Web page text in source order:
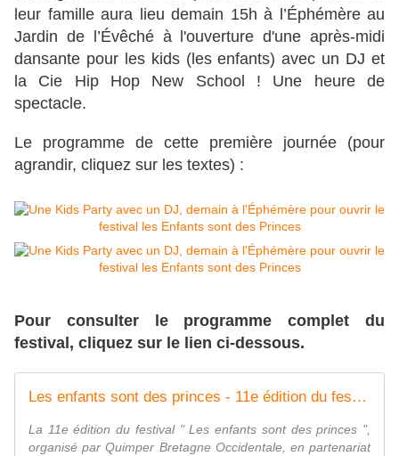
leur famille aura lieu demain 15h à l’Éphémère au
Jardin de l’Évêché à l'ouverture d'une après-midi
dansante pour les kids (les enfants) avec un DJ et
la Cie Hip Hop New School ! Une heure de
spectacle.
Le programme de cette première journée (pour
agrandir, cliquez sur les textes) :
Pour consulter le programme complet du
festival, cliquez sur le lien ci-dessous.
Les enfants sont des princes - 11e édition du festival du 29 juillet au 9 août 2025
La 11e édition du festival " Les enfants sont des princes ",
organisé par Quimper Bretagne Occidentale, en partenariat